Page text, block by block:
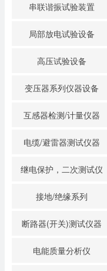
串联谐振试验装置
局部放电试验设备
高压试验设备
变压器系列仪器设备
互感器检测/计量仪器
电缆/避雷器测试仪器
继电保护，二次测试仪
接地/绝缘系列
断路器(开关)测试仪器
电能质量分析仪